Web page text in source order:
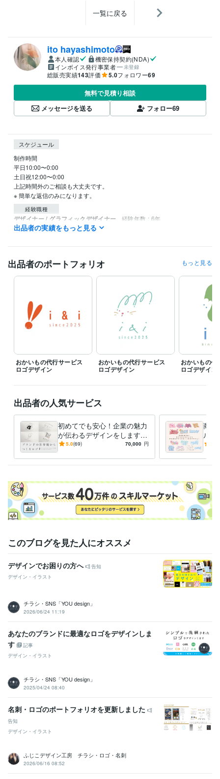
一覧に戻る
ito hayashimoto
本人確認
機密保持契約(NDA)
インボイス発行事業者
未登録
総販売実績143評価 5.0フォロワー69
無料で見積り相談
メッセージを送る
フォロー69
スケジュール
制作時間
平日10:00〜0:00
土日祝12:00〜0:00
上記時間外のご相談も大丈夫です。
※ 簡単な返信のみになります。
経験職種
デザイナー / グラフィックデザイナー 経験年数 : 6年
デザイナー / その他デザイナー 経験年数 : 1年
受賞歴
資格・検定
ビジネス・クリエイティブツール
Google ドキュメント:5年 Adobe Photoshop:8年
得意分野
名刺・カードデザイン
教育業界 個人店 飲食店 個人事業主 美容業界 サロン
出品者の実績をもっと見る
出品者のポートフォリオ もっと見る
おかいもの代行サービス
ロゴデザイン
おかいもの代行サービス
ロゴデザイン
おかいもの
ロゴデザイン
出品者の人気サービス
初めてでも安心！企業の魅力
が伝わるデザインをします
マーケティング視点を取り入
い提案
5.0(69) 70,000 円
商用
ルロ
品可
このブログを見た人にオススメ
デザインでお困りの方へ
告知
デザイン・イラスト
チラシ・SNS「YOU design」
2026/06/24 11:19
あなたのブランドに最適なロゴをデザインしま
す
記事
デザイン・イラスト
チラシ・SNS「YOU design」
2025/04/24 08:40
名刺・ロゴのポートフォリオを更新しました
告知
デザイン・イラスト
ふじこデザイン工房 チラシ・ロゴ・名刺
2026/06/16 08:52